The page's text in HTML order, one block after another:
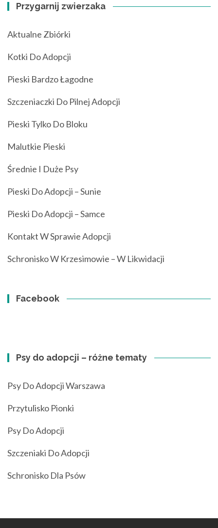
Przygarnij zwierzaka
Aktualne Zbiórki
Kotki Do Adopcji
Pieski Bardzo Łagodne
Szczeniaczki Do Pilnej Adopcji
Pieski Tylko Do Bloku
Malutkie Pieski
Średnie I Duże Psy
Pieski Do Adopcji – Sunie
Pieski Do Adopcji – Samce
Kontakt W Sprawie Adopcji
Schronisko W Krzesimowie – W Likwidacji
Facebook
Psy do adopcji – różne tematy
Psy Do Adopcji Warszawa
Przytulisko Pionki
Psy Do Adopcji
Szczeniaki Do Adopcji
Schronisko Dla Psów